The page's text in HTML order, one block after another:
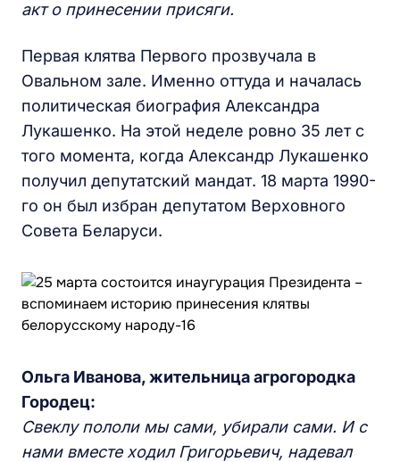
акт о принесении присяги.
Первая клятва Первого прозвучала в
Овальном зале. Именно оттуда и началась
политическая биография Александра
Лукашенко. На этой неделе ровно 35 лет с
того момента, когда Александр Лукашенко
получил депутатский мандат. 18 марта 1990-
го он был избран депутатом Верховного
Совета Беларуси.
Ольга Иванова, жительница агрогородка
Городец:
Свеклу пололи мы сами, убирали сами. И с
нами вместе ходил Григорьевич, надевал